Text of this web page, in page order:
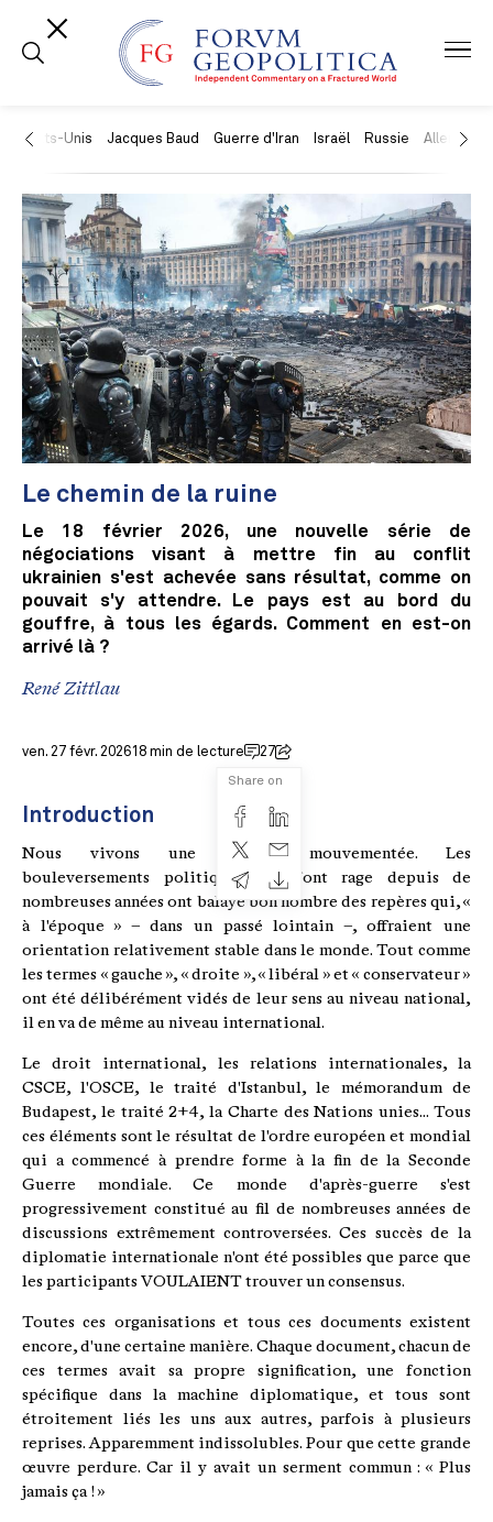
États-Unis Jacques Baud Guerre d'Iran Israël Russie Allemagne
Le chemin de la ruine
Le 18 février 2026, une nouvelle série de
négociations visant à mettre fin au conflit
ukrainien s'est achevée sans résultat, comme on
pouvait s'y attendre. Le pays est au bord du
gouffre, à tous les égards. Comment en est-on
arrivé là ?
René Zittlau
ven. 27 févr. 202618 min de lecture 27
Share on
Introduction
Nous vivons une époque mouvementée. Les
bouleversements politiques qui font rage depuis de
nombreuses années ont balayé bon nombre des repères qui, «
à l'époque » – dans un passé lointain –, offraient une
orientation relativement stable dans le monde. Tout comme
les termes « gauche », « droite », « libéral » et « conservateur »
ont été délibérément vidés de leur sens au niveau national,
il en va de même au niveau international.
Le droit international, les relations internationales, la
CSCE, l'OSCE, le traité d'Istanbul, le mémorandum de
Budapest, le traité 2+4, la Charte des Nations unies... Tous
ces éléments sont le résultat de l'ordre européen et mondial
qui a commencé à prendre forme à la fin de la Seconde
Guerre mondiale. Ce monde d'après-guerre s'est
progressivement constitué au fil de nombreuses années de
discussions extrêmement controversées. Ces succès de la
diplomatie internationale n'ont été possibles que parce que
les participants VOULAIENT trouver un consensus.
Toutes ces organisations et tous ces documents existent
encore, d'une certaine manière. Chaque document, chacun de
ces termes avait sa propre signification, une fonction
spécifique dans la machine diplomatique, et tous sont
étroitement liés les uns aux autres, parfois à plusieurs
reprises. Apparemment indissolubles. Pour que cette grande
œuvre perdure. Car il y avait un serment commun : « Plus
jamais ça ! »